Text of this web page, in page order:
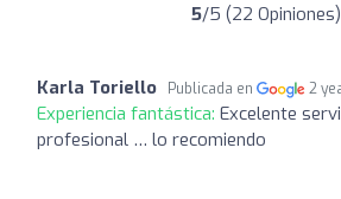
5/5 (22 Opiniones)
Karla Toriello Publicada en 2
Experiencia fantástica: Excelente
profesional … lo recomiendo